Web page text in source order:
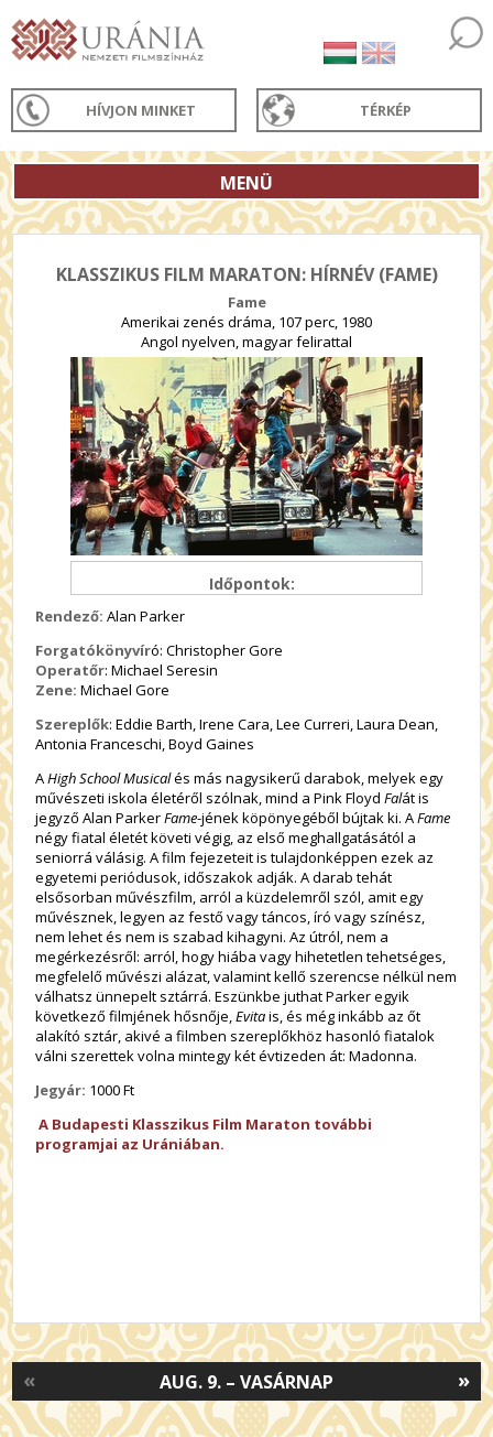
HÍVJON MINKET TÉRKÉP
MENÜ
KLASSZIKUS FILM MARATON: HÍRNÉV (FAME)
Fame
Amerikai zenés dráma, 107 perc, 1980
Angol nyelven, magyar felirattal
Időpontok:
Rendező: Alan Parker
Forgatókönyvíró: Christopher Gore
Operatőr: Michael Seresin
Zene: Michael Gore
Szereplők: Eddie Barth, Irene Cara, Lee Curreri, Laura Dean,
Antonia Franceschi, Boyd Gaines
AHigh School Musicalés más nagysikerű darabok, melyek egy
művészeti iskola életéről szólnak, mind a Pink FloydFalát is
jegyző Alan ParkerFame-jének köpönyegéből bújtak ki. AFame
négy fiatal életét követi végig, az első meghallgatásától a
seniorrá válásig. A film fejezeteit is tulajdonképpen ezek az
egyetemi periódusok, időszakok adják. A darab tehát
elsősorban művészfilm, arról a küzdelemről szól, amit egy
művésznek, legyen az festő vagy táncos, író vagy színész,
nem lehet és nem is szabad kihagyni. Az útról, nem a
megérkezésről: arról, hogy hiába vagy hihetetlen tehetséges,
megfelelő művészi alázat, valamint kellő szerencse nélkül nem
válhatsz ünnepelt sztárrá. Eszünkbe juthat Parker egyik
következő filmjének hősnője,Evitais, és még inkább az őt
alakító sztár, akivé a filmben szereplőkhöz hasonló fiatalok
válni szerettek volna mintegy két évtizeden át: Madonna.
Jegyár: 1000 Ft
A Budapesti Klasszikus Film Maraton további
programjai az Urániában.
»
AUG. 9. – VASÁRNAP
«